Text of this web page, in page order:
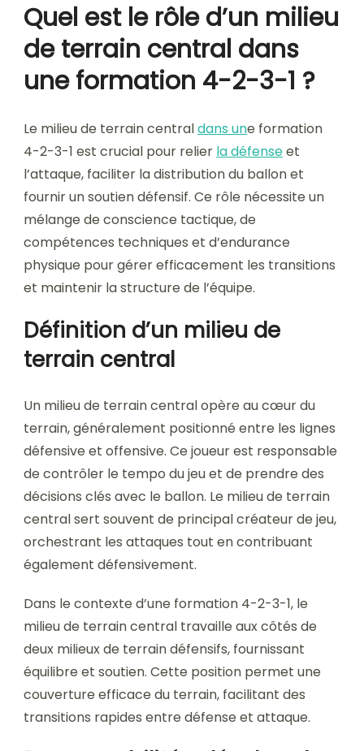
Quel est le rôle d’un milieu
de terrain central dans
une formation 4-2-3-1 ?
Le milieu de terrain centraldans une formation
4-2-3-1 est crucial pour relier la défenseet
l’attaque, faciliter la distribution du ballon et
fournir un soutien défensif. Ce rôle nécessite un
mélange de conscience tactique, de
compétences techniques et d’endurance
physique pour gérer efficacement les transitions
et maintenir la structure de l’équipe.
Définition d’un milieu de
terrain central
Un milieu de terrain central opère au cœur du
terrain, généralement positionné entre les lignes
défensive et offensive. Ce joueur est responsable
de contrôler le tempo du jeu et de prendre des
décisions clés avec le ballon. Le milieu de terrain
central sert souvent de principal créateur de jeu,
orchestrant les attaques tout en contribuant
également défensivement.
Dans le contexte d’une formation 4-2-3-1, le
milieu de terrain central travaille aux côtés de
deux milieux de terrain défensifs, fournissant
équilibre et soutien. Cette position permet une
couverture efficace du terrain, facilitant des
transitions rapides entre défense et attaque.